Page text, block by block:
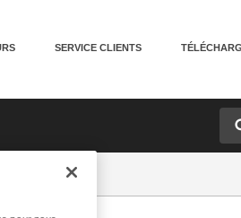
SERVICE CLIENTS